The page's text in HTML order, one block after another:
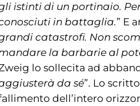
istinti di un portinaio.
in battaglia.” E
catastrofi. Non
la barbarie al
lo sollecita ad
da sé”. Lo
dell’intero